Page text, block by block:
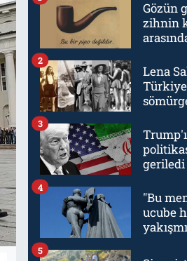
Gözün
zihnin
Lena
2
geriledi
3
"Bu
ucube
4
5